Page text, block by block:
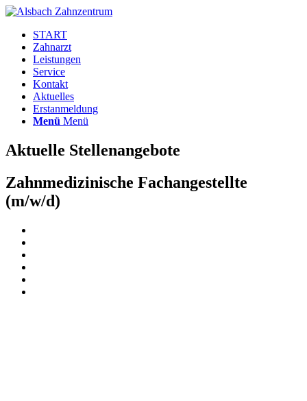
START
Zahnarzt
Leistungen
Service
Kontakt
Aktuelles
Erstanmeldung
Menü Menü
Aktuelle Stellenangebote
Zahnmedizinische Fachangestellte
(m/w/d)